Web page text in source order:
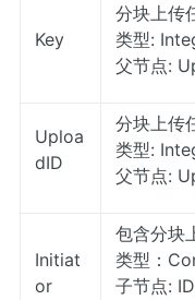
Key
分块上传
类型:
父节点:
Uploa
dID
分块上传
类型:
父节点:
Initiat
or
包含分块
类型：
子节点: